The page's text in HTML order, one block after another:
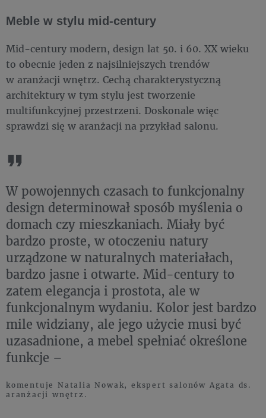
Meble w stylu mid-century
Mid-century modern, design lat 50. i 60. XX wieku
to obecnie jeden z najsilniejszych trendów
w aranżacji wnętrz. Cechą charakterystyczną
architektury w tym stylu jest tworzenie
multifunkcyjnej przestrzeni. Doskonale więc
sprawdzi się w aranżacji na przykład salonu.
W powojennych czasach to funkcjonalny
design determinował sposób myślenia o
domach czy mieszkaniach. Miały być
bardzo proste, w otoczeniu natury
urządzone w naturalnych materiałach,
bardzo jasne i otwarte. Mid-century to
zatem elegancja i prostota, ale w
funkcjonalnym wydaniu. Kolor jest bardzo
mile widziany, ale jego użycie musi być
uzasadnione, a mebel spełniać określone
funkcje –
komentuje Natalia Nowak, ekspert salonów Agata ds.
aranżacji wnętrz.